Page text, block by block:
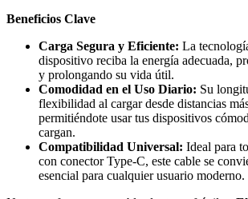
Beneficios Clave
Carga Segura y Eficiente: La
dispositivo reciba la energía adecuada,
y prolongando su vida útil.
Comodidad en el Uso Diario: Su
flexibilidad al cargar desde distancias
permitiéndote usar tus dispositivos
cargan.
Compatibilidad Universal: Ideal para
con conector Type-C, este cable se
esencial para cualquier usuario moderno.